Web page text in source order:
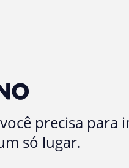
precisa para
só lugar.